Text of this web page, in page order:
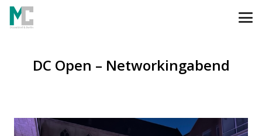
DC Open – Networkingabend